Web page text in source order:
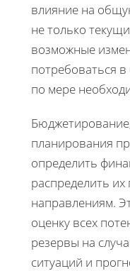
влияние на
не только
возможные
потребоваться
по мере
планирования
определить
распределить
направлениям.
оценку всех
резервы на
ситуаций и